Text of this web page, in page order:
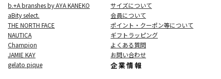
b.+A branshes by AYA KANEKO
aBity select.
THE NORTH FACE
NAUTICA
Champion
JAMIE KAY
gelato pique
サイズについて
会員について
ポイント・クーポン等について
ギフトラッピング
よくある質問
お問い合わせ
企業情報